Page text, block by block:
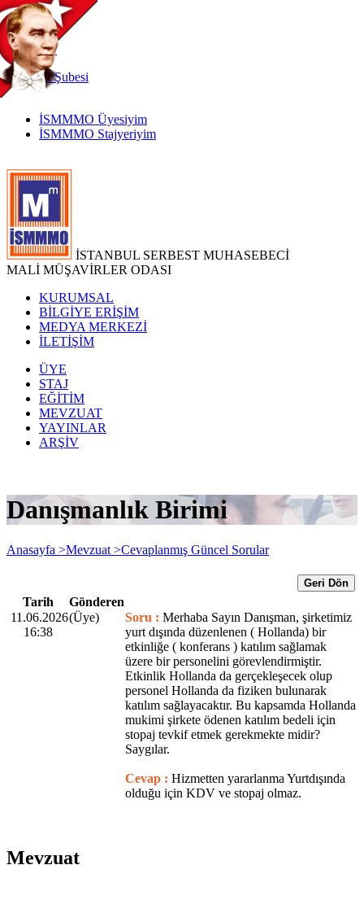
TR
|
EN
İnternetŞubesi
İSMMMO Üyesiyim
İSMMMO Stajyeriyim
İSTANBUL SERBEST MUHASEBECİ
MALİ MÜŞAVİRLER ODASI
KURUMSAL
BİLGİYE ERİŞİM
MEDYA MERKEZİ
İLETİŞİM
ÜYE
STAJ
EĞİTİM
MEVZUAT
YAYINLAR
ARŞİV
Danışmanlık Birimi
Anasayfa >Mevzuat >Cevaplanmış Güncel Sorular
Geri Dön
Tarih
Gönderen
11.06.2026
16:38
(Üye) Soru : Merhaba Sayın Danışman, şirketimiz
yurt dışında düzenlenen ( Hollanda) bir
etkinliğe ( konferans ) katılım sağlamak
üzere bir personelini görevlendirmiştir.
Etkinlik Hollanda da gerçekleşecek olup
personel Hollanda da fiziken bulunarak
katılım sağlayacaktır. Bu kapsamda Hollanda
mukimi şirkete ödenen katılım bedeli için
stopaj tevkif etmek gerekmekte midir?
Saygılar.
Cevap : Hizmetten yararlanma Yurtdışında
olduğu için KDV ve stopaj olmaz.
Mevzuat